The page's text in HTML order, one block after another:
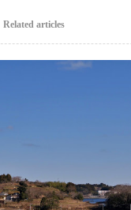
Related articles